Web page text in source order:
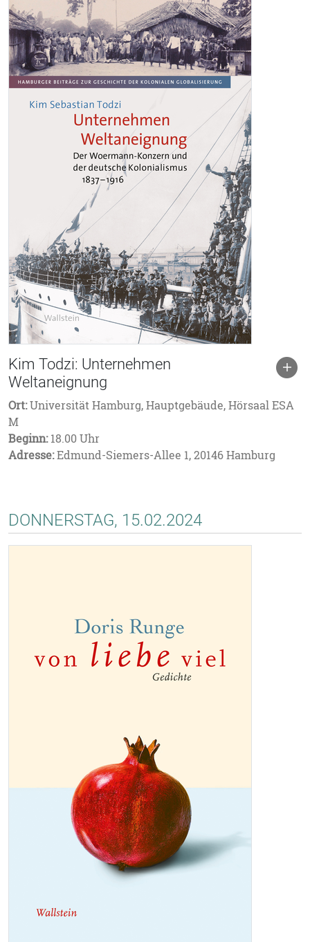
Kim Todzi: Unternehmen
Weltaneignung
Ort:Universität Hamburg, Hauptgebäude, Hörsaal ESA
M
Beginn:18.00 Uhr
Adresse:Edmund-Siemers-Allee 1, 20146 Hamburg
DONNERSTAG, 15.02.2024